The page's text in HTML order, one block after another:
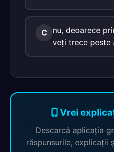
C
nu, deoarece
veţi trece peste
Vrei
Descarcă aplicația
răspunsurile, explicații